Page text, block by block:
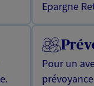
Epargne
Pour un